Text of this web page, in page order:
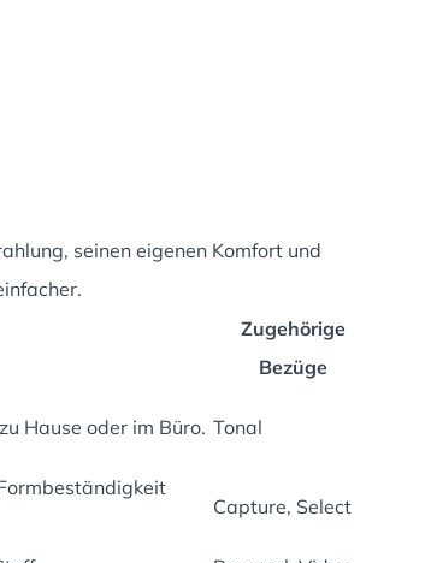
seinen eigenen Komfort und
Zugehörige
Bezüge
Hause oder im Büro. Tonal
Capture, Select